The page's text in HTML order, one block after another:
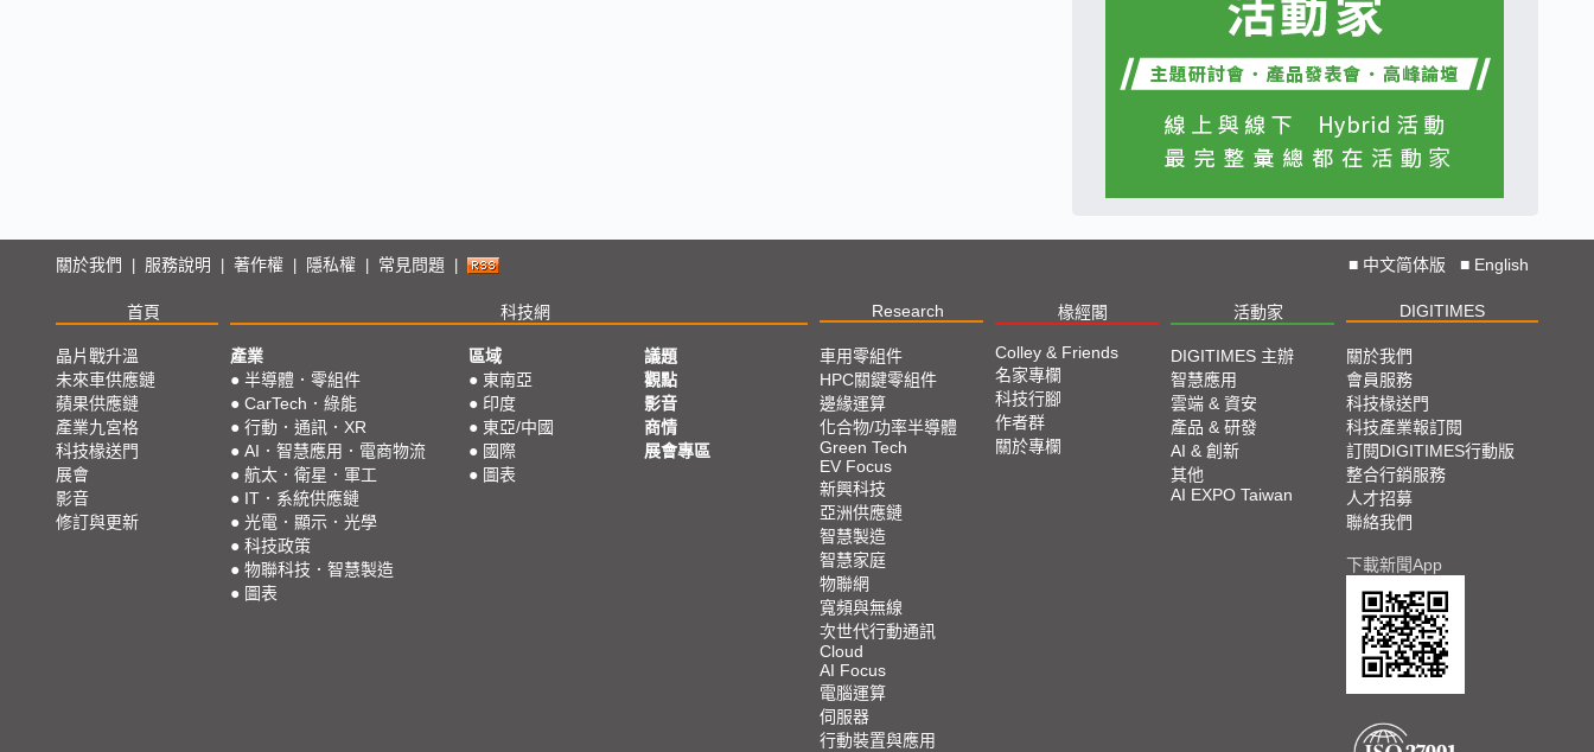
關於我們 服務說明 著作權 隱私權 常見問題 ■ 中文简体版 ■ English
首頁 科技網 Research 椽經閣 活動家 DIGITIMES
晶片戰升溫
未來車供應鏈
蘋果供應鏈
產業九宮格
科技椽送門
展會
影音
修訂與更新
產業
● 半導體．零組件
● CarTech．綠能
● 行動．通訊．XR
● AI．智慧應用．電商物流
● 航太．衛星．軍工
● IT．系統供應鏈
● 光電．顯示．光學
● 科技政策
● 物聯科技．智慧製造
● 圖表
區域
● 東南亞
● 印度
● 東亞/中國
● 國際
● 圖表
議題
觀點
影音
商情
展會專區
車用零組件
HPC關鍵零組件
邊緣運算
化合物/功率半導體
Green Tech
EV Focus
新興科技
亞洲供應鏈
智慧製造
智慧家庭
物聯網
寬頻與無線
次世代行動通訊
Cloud
AI Focus
電腦運算
伺服器
行動裝置與應用
Colley & Friends
名家專欄
科技行腳
作者群
關於專欄
DIGITIMES 主辦
智慧應用
雲端 & 資安
產品 & 研發
AI & 創新
其他
AI EXPO Taiwan
關於我們
會員服務
科技椽送門
科技產業報訂閱
訂閱DIGITIMES行動版
整合行銷服務
人才招募
聯絡我們
下載新聞App